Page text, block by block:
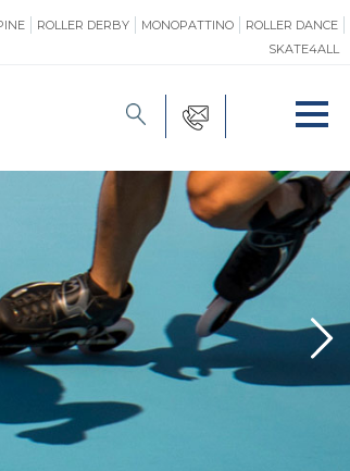
ROLLER DERBY MONOPATTINO
ROLLER DANCE
SKATE4ALL
FORMAZIONE
PROMOZIONE
SAFEGUARDING